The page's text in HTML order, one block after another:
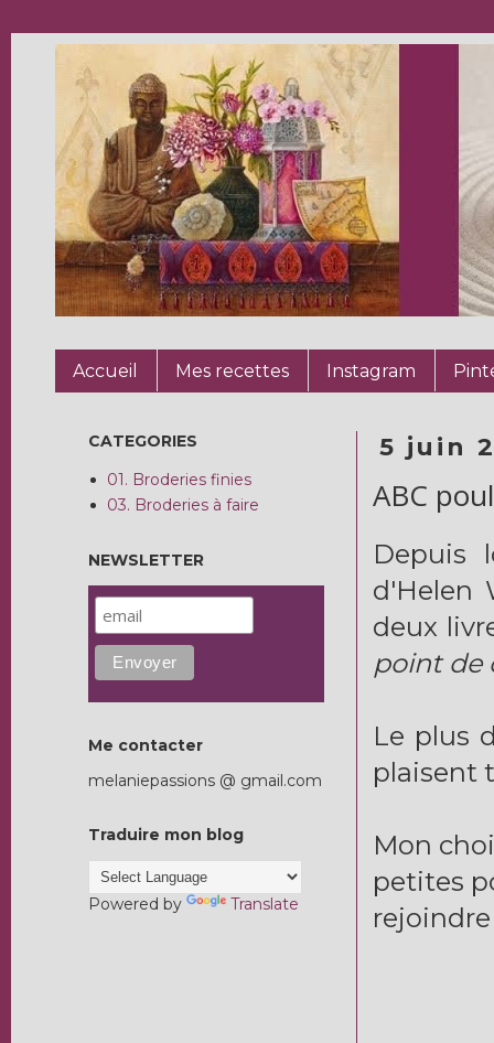
Accueil Mes recettes Instagram
5 juin
ABC
Depuis
d'Helen
deux
point de
Le plus
plaisent
Mon
petites
CATEGORIES
01. Broderies finies
03. Broderies à faire
NEWSLETTER
Me contacter
melaniepassions @ gmail.com
Traduire mon blog
Powered by Translate